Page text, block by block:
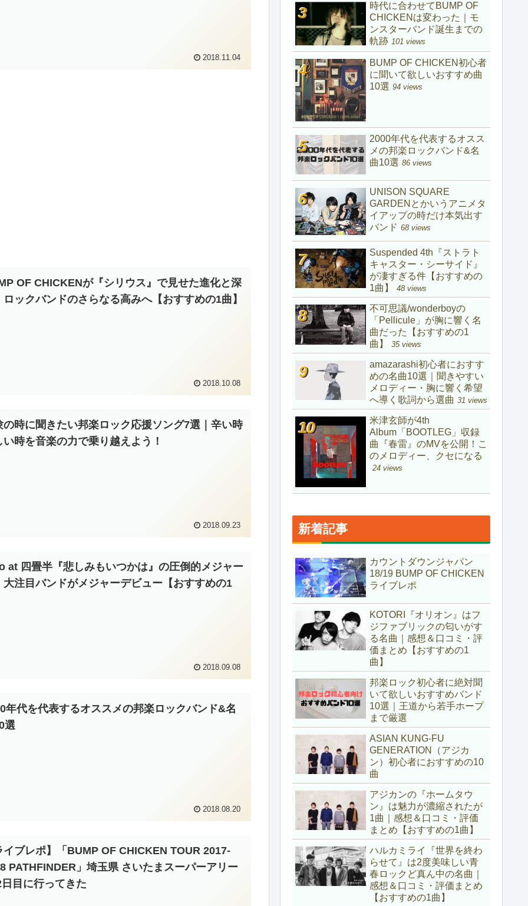
2018.11.04
OF CHICKENが『シリウス』で見せた進化と深
ロックバンドのさらなる高みへ【おすすめの1曲】
2018.10.08
の時に聞きたい邦楽ロック応援ソング7選｜辛い時
い時を音楽の力で乗り越えよう！
2018.09.23
at 四畳半『悲しみもいつかは』の圧倒的メジャー
大注目バンドがメジャーデビュー【おすすめの1
2018.09.08
年代を代表するオススメの邦楽ロックバンド&名
選
2018.08.20
イブレポ】「BUMP OF CHICKEN TOUR 2017-
PATHFINDER」埼玉県 さいたまスーパーアリー
目に行ってきた
時代に合わせてBUMP OF
CHICKENは変わった｜モ
ンスターバンド誕生までの
軌跡 101 views
BUMP OF CHICKEN初心者
に聞いて欲しいおすすめ曲
10選 94 views
2000年代を代表するオスス
メの邦楽ロックバンド&名
曲10選 86 views
UNISON SQUARE
GARDENとかいうアニメタ
イアップの時だけ本気出す
バンド 68 views
Suspended 4th『ストラト
キャスター・シーサイド』
が凄すぎる件【おすすめの
1曲】
48 views
不可思議/wonderboyの
「Pellicule」が胸に響く名
曲だった【おすすめの1
曲】
35 views
amazarashi初心者におすす
めの名曲10選｜聞きやすい
メロディー・胸に響く希望
へ導く歌詞から選曲 31 views
米津玄師が4th
Album「BOOTLEG」収録
曲『春雷』のMVを公開！こ
のメロディー、クセになる
24 views
新着記事
カウントダウンジャパン
18/19 BUMP OF CHICKEN
ライブレポ
KOTORI『オリオン』はフ
ジファブリックの匂いがす
る名曲｜感想＆口コミ・評
価まとめ【おすすめの1
曲】
邦楽ロック初心者に絶対聞
いて欲しいおすすめバンド
10選｜王道から若手ホープ
まで厳選
ASIAN KUNG-FU
GENERATION（アジカ
ン）初心者におすすめの10
曲
アジカンの『ホームタウ
ン』は魅力が濃縮されたが
1曲｜感想＆口コミ・評価
まとめ【おすすめの1曲】
ハルカミライ『世界を終わ
らせて』は2度美味しい青
春ロックど真ん中の名曲｜
感想＆口コミ・評価まとめ
【おすすめの1曲】